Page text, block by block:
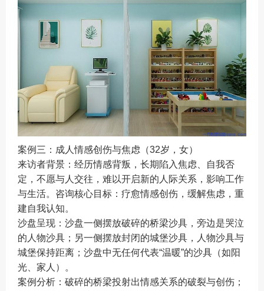
案例三：成人情感创伤与焦虑（32岁，女）
来访者背景：经历情感背叛，长期陷入焦虑、自我否
定，不愿与人交往，难以开启新的人际关系，影响工作
与生活。咨询核心目标：疗愈情感创伤，缓解焦虑，重
建自我认知。
沙盘呈现：沙盘一侧摆放破碎的桥梁沙具，旁边是哭泣
的人物沙具；另一侧摆放封闭的城堡沙具，人物沙具与
城堡保持距离；沙盘中无任何代表“温暖”的沙具（如阳
光、家人）。
案例分析：破碎的桥梁投射出情感关系的破裂与创伤；